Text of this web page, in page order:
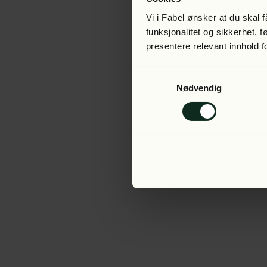
Vi i Fabel ønsker at du skal
funksjonalitet og sikkerhet,
presentere relevant innhold
Nødvendig
Application